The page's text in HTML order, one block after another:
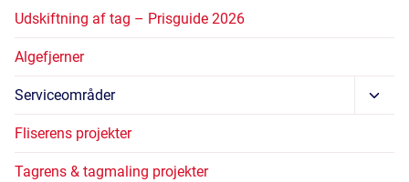
Udskiftning af tag – Prisguide 2026
Algefjerner
Serviceområder
Skift
Fliserens projekter
Tagrens & tagmaling projekter